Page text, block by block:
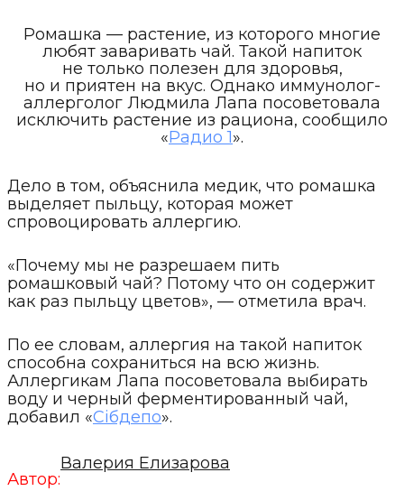
Ромашка — растение, из которого многие
любят заваривать чай. Такой напиток
не только полезен для здоровья,
но и приятен на вкус. Однако иммунолог-
аллерголог Людмила Лапа посоветовала
исключить растение из рациона, сообщило
«Радио 1».
Дело в том, объяснила медик, что ромашка
выделяет пыльцу, которая может
спровоцировать аллергию.
«Почему мы не разрешаем пить
ромашковый чай? Потому что он содержит
как раз пыльцу цветов», — отметила врач.
По ее словам, аллергия на такой напиток
способна сохраниться на всю жизнь.
Аллергикам Лапа посоветовала выбирать
воду и черный ферментированный чай,
добавил «Сiбдепо».
Автор:
Валерия Елизарова